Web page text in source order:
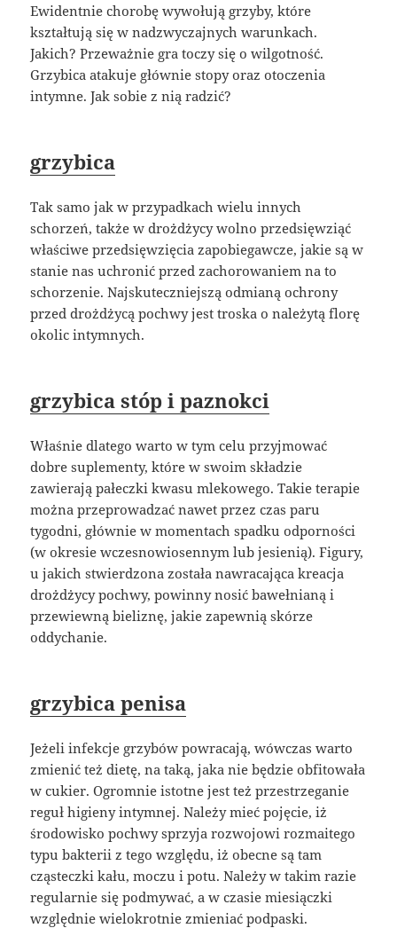
Ewidentnie chorobę wywołują grzyby, które
kształtują się w nadzwyczajnych warunkach.
Jakich? Przeważnie gra toczy się o wilgotność.
Grzybica atakuje głównie stopy oraz otoczenia
intymne. Jak sobie z nią radzić?
grzybica
Tak samo jak w przypadkach wielu innych
schorzeń, także w drożdżycy wolno przedsięwziąć
właściwe przedsięwzięcia zapobiegawcze, jakie są w
stanie nas uchronić przed zachorowaniem na to
schorzenie. Najskuteczniejszą odmianą ochrony
przed drożdżycą pochwy jest troska o należytą florę
okolic intymnych.
grzybica stóp i paznokci
Właśnie dlatego warto w tym celu przyjmować
dobre suplementy, które w swoim składzie
zawierają pałeczki kwasu mlekowego. Takie terapie
można przeprowadzać nawet przez czas paru
tygodni, głównie w momentach spadku odporności
(w okresie wczesnowiosennym lub jesienią). Figury,
u jakich stwierdzona została nawracająca kreacja
drożdżycy pochwy, powinny nosić bawełnianą i
przewiewną bieliznę, jakie zapewnią skórze
oddychanie.
grzybica penisa
Jeżeli infekcje grzybów powracają, wówczas warto
zmienić też dietę, na taką, jaka nie będzie obfitowała
w cukier. Ogromnie istotne jest też przestrzeganie
reguł higieny intymnej. Należy mieć pojęcie, iż
środowisko pochwy sprzyja rozwojowi rozmaitego
typu bakterii z tego względu, iż obecne są tam
cząsteczki kału, moczu i potu. Należy w takim razie
regularnie się podmywać, a w czasie miesiączki
względnie wielokrotnie zmieniać podpaski.